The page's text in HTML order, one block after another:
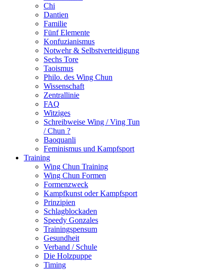
Chi
Dantien
Familie
Fünf Elemente
Konfuzianismus
Notwehr & Selbstverteidigung
Sechs Tore
Taoismus
Philo. des Wing Chun
Wissenschaft
Zentrallinie
FAQ
Witziges
Schreibweise Wing / Ving Tun
/ Chun ?
Baoquanli
Feminismus und Kampfsport
Training
Wing Chun Training
Wing Chun Formen
Formenzweck
Kampfkunst oder Kampfsport
Prinzipien
Schlagblockaden
Speedy Gonzales
Trainingspensum
Gesundheit
Verband / Schule
Die Holzpuppe
Timing